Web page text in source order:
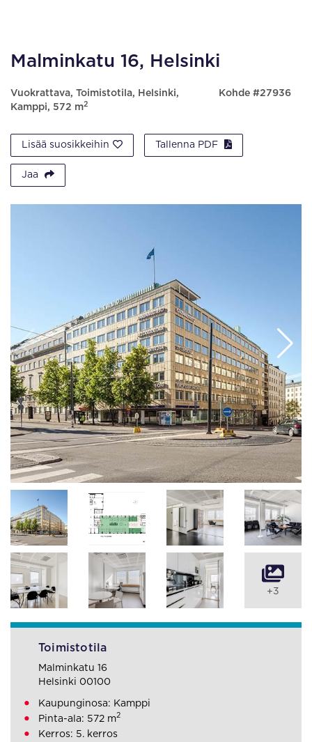
Malminkatu 16, Helsinki
Vuokrattava, Toimistotila, Helsinki,
Kamppi, 572 m2
Kohde #27936
Lisää suosikkeihin Tallenna PDF
Jaa
+3
Toimistotila
Malminkatu 16
Helsinki 00100
Kaupunginosa: Kamppi
Pinta-ala: 572 m2
Kerros: 5. kerros